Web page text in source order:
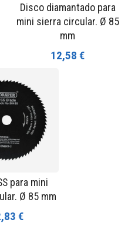
Disco diamantado para
mini sierra circular. Ø 85
mm
12,58 €
para mini
Ø 85 mm
€
-